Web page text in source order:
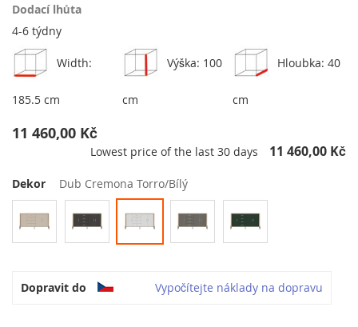
Dodací lhůta
4-6 týdny
Width:
185.5 cm
Výška: 100
cm
Hloubka: 40
cm
11 460,00 Kč
Lowest price of the last 30 days 11 460,00 Kč
Dekor Dub Cremona Torro/Bílý
Dopravit do Vypočítejte náklady na dopravu